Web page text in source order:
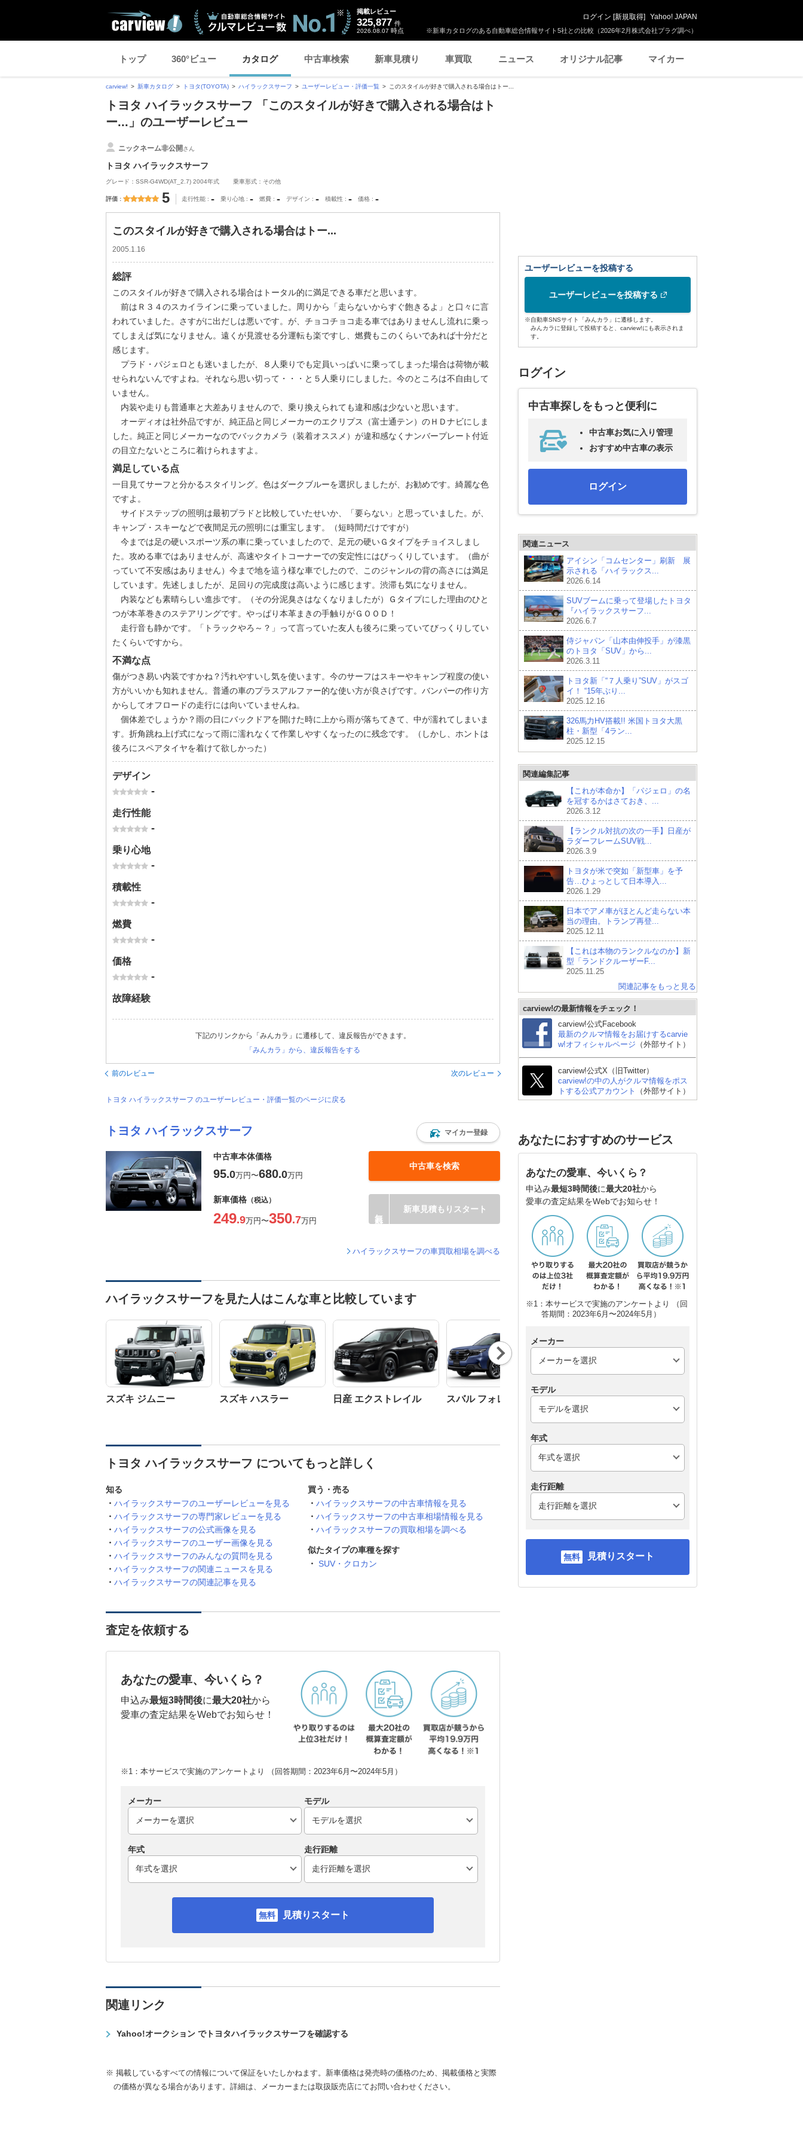
※新車カタログのある自動車総合情報サイト5社との比較（2026年2月株式会社プラグ調べ）
掲載レビュー
325,877 件
2026.08.07 時点
ログイン [新規取得] Yahoo! JAPAN
トップ 360°ビュー カタログ 中古車検索 新車見積り 車買取 ニュース オリジナル記事 マイカー
carview! 新車カタログ トヨタ(TOYOTA) ハイラックスサーフ ユーザーレビュー・評価一覧 このスタイルが好きで購入される場合はトー...
トヨタ ハイラックスサーフ 「このスタイルが好きで購入される場合はト
ー...」のユーザーレビュー
ニックネーム非公開さん
トヨタ ハイラックスサーフ
グレード：SSR-G4WD(AT_2.7) 2004年式 乗車形式：その他
評価 5 走行性能 - 乗り心地 - 燃費 - デザイン - 積載性 - 価格 -
このスタイルが好きで購入される場合はトー...
2005.1.16
総評
このスタイルが好きで購入される場合はトータル的に満足できる車だと思います。
前はＲ３４のスカイラインに乗っていました。周りから「走らないからすぐ飽きるよ」と口々に言
われていました。さすがに出だしは悪いです。が、チョコチョコ走る車ではありませんし流れに乗っ
てしまえば気になりません。遠くが見渡せる分運転も楽ですし、燃費もこのくらいであれば十分だと
感じます。
プラド・パジェロとも迷いましたが、８人乗りでも定員いっぱいに乗ってしまった場合は荷物が載
せられないんですよね。それなら思い切って・・・と５人乗りにしました。今のところは不自由して
いません。
内装や走りも普通車と大差ありませんので、乗り換えられても違和感は少ないと思います。
オーディオは社外品ですが、純正品と同じメーカーのエクリプス（富士通テン）のＨＤナビにしま
した。純正と同じメーカーなのでバックカメラ（装着オススメ）が違和感なくナンバープレート付近
の目立たないところに着けられますよ。
満足している点
一目見てサーフと分かるスタイリング。色はダークブルーを選択しましたが、お勧めです。綺麗な色
ですよ。
サイドステップの照明は最初プラドと比較していたせいか、「要らない」と思っていました。が、
キャンプ・スキーなどで夜間足元の照明には重宝します。（短時間だけですが）
今までは足の硬いスポーツ系の車に乗っていましたので、足元の硬いＧタイプをチョイスしまし
た。攻める車ではありませんが、高速やタイトコーナーでの安定性にはびっくりしています。（曲が
っていて不安感はありません）今まで地を這う様な車でしたので、このジャンルの背の高さには満足
しています。先述しましたが、足回りの完成度は高いように感じます。渋滞も気になりません。
内装なども素晴らしい進歩です。（その分泥臭さはなくなりましたが）Ｇタイプにした理由のひと
つが本革巻きのステアリングです。やっぱり本革まきの手触りがＧＯＯＤ！
走行音も静かです。「トラックやろ～？」って言っていた友人も後ろに乗っていてびっくりしてい
たくらいですから。
不満な点
傷がつき易い内装ですかね？汚れやすいし気を使います。今のサーフはスキーやキャンプ程度の使い
方がいいかも知れません。普通の車のプラスアルファー的な使い方が良さげです。バンパーの作り方
からしてオフロードの走行には向いていませんね。
個体差でしょうか？雨の日にバックドアを開けた時に上から雨が落ちてきて、中が濡れてしまいま
す。折角跳ね上げ式になって雨に濡れなくて作業しやすくなったのに残念です。（しかし、ホントは
後ろにスペアタイヤを着けて欲しかった）
デザイン
-
走行性能
-
乗り心地
-
積載性
-
燃費
-
価格
-
故障経験
下記のリンクから「みんカラ」に遷移して、違反報告ができます。
「みんカラ」から、違反報告をする
前のレビュー 次のレビュー
トヨタ ハイラックスサーフ のユーザーレビュー・評価一覧のページに戻る
トヨタ ハイラックスサーフ マイカー登録
中古車本体価格
95.0万円〜680.0万円
中古車を検索
新車価格 （税込）
249.9万円〜350.7万円
新車見積もりスタート
ハイラックスサーフの車買取相場を調べる
ハイラックスサーフを見た人はこんな車と比較しています
スズキ ジムニー スズキ ハスラー 日産 エクストレイル スバル フォレスター マツダ CX-5 ホンダ ヴェゼル
Nex
t
トヨタ ハイラックスサーフ についてもっと詳しく
知る
ハイラックスサーフのユーザーレビューを見る
ハイラックスサーフの専門家レビューを見る
ハイラックスサーフの公式画像を見る
ハイラックスサーフのユーザー画像を見る
ハイラックスサーフのみんなの質問を見る
ハイラックスサーフの関連ニュースを見る
ハイラックスサーフの関連記事を見る
買う・売る
ハイラックスサーフの中古車情報を見る
ハイラックスサーフの中古車相場情報を見る
ハイラックスサーフの買取相場を調べる
似たタイプの車種を探す
SUV・クロカン
査定を依頼する
あなたの愛車、今いくら？
申込み最短3時間後に最大20社から
愛車の査定結果をWebでお知らせ！
※1：本サービスで実施のアンケートより （回答期間：2023年6月〜2024年5月）
メーカー モデル
年式 走行距離
見積りスタート
関連リンク
Yahoo!オークション でトヨタハイラックスサーフを確認する
※ 掲載しているすべての情報について保証をいたしかねます。新車価格は発売時の価格のため、掲載価格と実際
の価格が異なる場合があります。詳細は、メーカーまたは取扱販売店にてお問い合わせください。
ユーザーレビューを投稿する
ユーザーレビューを投稿する
※自動車SNSサイト「みんカラ」に遷移します。
みんカラに登録して投稿すると、carview!にも表示されま
す。
ログイン
中古車探しをもっと便利に
中古車お気に入り管理
おすすめ中古車の表示
ログイン
関連ニュース
アイシン「コムセンター」刷新 展
示される「ハイラックス...
2026.6.14
SUVブームに乗って登場したトヨタ
『ハイラックスサーフ...
2026.6.7
侍ジャパン「山本由伸投手」が漆黒
のトヨタ「SUV」から...
2026.3.11
トヨタ新「“７人乗り”SUV」がスゴ
イ！ “15年ぶり...
2025.12.16
326馬力HV搭載!! 米国トヨタ大黒
柱・新型「4ラン...
2025.12.15
関連編集記事
【これが本命か】「パジェロ」の名
を冠するかはさておき、...
2026.3.12
【ランクル対抗の次の一手】日産が
ラダーフレームSUV戦...
2026.3.9
トヨタが米で突如「新型車」を予
告…ひょっとして日本導入...
2026.1.29
日本でアメ車がほとんど走らない本
当の理由。トランプ再登...
2025.12.11
【これは本物のランクルなのか】新
型「ランドクルーザーF...
2025.11.25
関連記事をもっと見る
carview!の最新情報をチェック！
carview!公式Facebook
最新のクルマ情報をお届けするcarvie
w!オフィシャルページ （外部サイト）
carview!公式X（旧Twitter）
carview!の中の人がクルマ情報をポス
トする公式アカウント
（外部サイト）
あなたにおすすめのサービス
あなたの愛車、今いくら？
申込み最短3時間後に最大20社から
愛車の査定結果をWebでお知らせ！
※1：本サービスで実施のアンケートより （回
答期間：2023年6月〜2024年5月）
メーカー
モデル
年式
走行距離
見積りスタート